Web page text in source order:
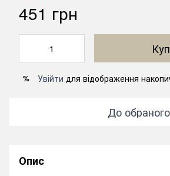
451 грн
% Увійти для відображення
До обраного
Опис